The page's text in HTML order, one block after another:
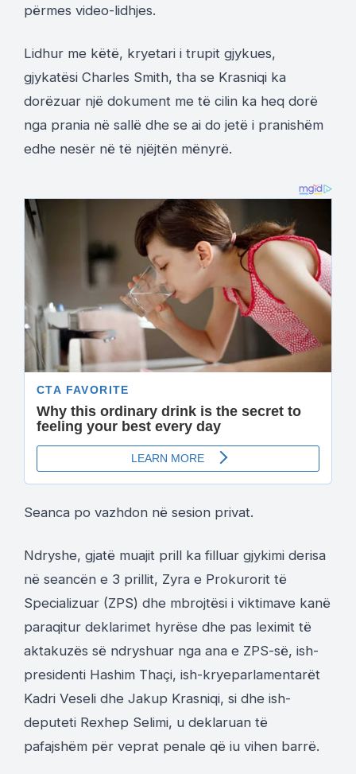
përmes video-lidhjes.
Lidhur me këtë, kryetari i trupit gjykues,
gjykatësi Charles Smith, tha se Krasniqi ka
dorëzuar një dokument me të cilin ka heq dorë
nga prania në sallë dhe se ai do jetë i pranishëm
edhe nesër në të njëjtën mënyrë.
Seanca po vazhdon në sesion privat.
Ndryshe, gjatë muajit prill ka filluar gjykimi derisa
në seancën e 3 prillit, Zyra e Prokurorit të
Specializuar (ZPS) dhe mbrojtësi i viktimave kanë
paraqitur deklarimet hyrëse dhe pas leximit të
aktakuzës së ndryshuar nga ana e ZPS-së, ish-
presidenti Hashim Thaçi, ish-kryeparlamentarët
Kadri Veseli dhe Jakup Krasniqi, si dhe ish-
deputeti Rexhep Selimi, u deklaruan të
pafajshëm për veprat penale që iu vihen barrë.